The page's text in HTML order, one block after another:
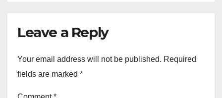
Leave a Reply
Your email address will not be published. Required
fields are marked *